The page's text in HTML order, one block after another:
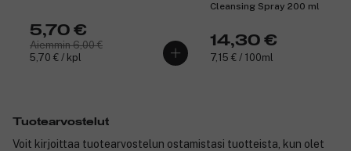
5,70 €
Aiemmin 6,00 €
5,70 € / kpl
Cleansing Spray 200 ml
14,30 €
7,15 € / 100ml
Tuotearvostelut
Voit kirjoittaa tuotearvostelun ostamistasi tuotteista, kun olet